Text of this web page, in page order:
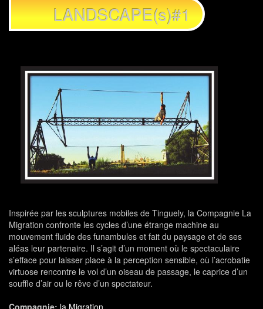
LANDSCAPE(s)#1
Inspirée par les sculptures mobiles de Tinguely, la Compagnie La
Migration confronte les cycles d’une étrange machine au
mouvement fluide des funambules et fait du paysage et de ses
aléas leur partenaire. Il s’agit d’un moment où le spectaculaire
s’efface pour laisser place à la perception sensible, où l’acrobatie
virtuose rencontre le vol d’un oiseau de passage, le caprice d’un
souffle d’air ou le rêve d’un spectateur.